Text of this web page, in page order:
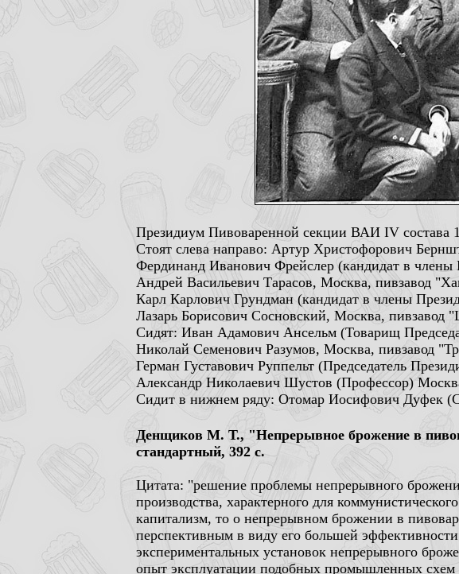
Президиум Пивоваренной секции ВАИ IV состава
Стоят слева направо: Артур Христофорович
Фердинанд Иванович Фрейслер (кандидат в
Aндрей Васильевич Тарасов, Москва, пивзавод
Карл Карлович Грундман (кандидат в члены
Лазарь Борисович Сосновский, Москва, пивзавод
Сидят: Иван Адамович Ансельм (Товарищ
Николай Семенович Разумов, Москва, пивзавод
Герман Густавович Руппельт (Председатель
Александр Николаевич Шустов (Профессор)
Сидит в нижнем ряду: Отомар Иосифович Дуфек
Денщиков М. Т., "Непрерывное брожение в
стандартный, 392 с.
Цитата: "решение проблемы непрерывного
производства, характерного для
капитализм, то о непрерывном брожении в
перспективным в виду его большей
экспериментальных установок непрерывного
опыт эксплуатации подобных промышленных